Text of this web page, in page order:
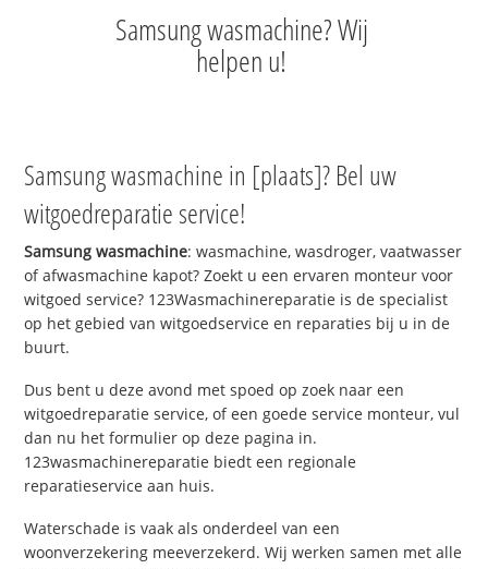
Samsung wasmachine? Wij
helpen u!
Samsung wasmachine in [plaats]? Bel uw
witgoedreparatie service!
Samsung wasmachine: wasmachine, wasdroger, vaatwasser
of afwasmachine kapot? Zoekt u een ervaren monteur voor
witgoed service? 123Wasmachinereparatie is de specialist
op het gebied van witgoedservice en reparaties bij u in de
buurt.
Dus bent u deze avond met spoed op zoek naar een
witgoedreparatie service, of een goede service monteur, vul
dan nu het formulier op deze pagina in.
123wasmachinereparatie biedt een regionale
reparatieservice aan huis.
Waterschade is vaak als onderdeel van een
woonverzekering meeverzekerd. Wij werken samen met alle